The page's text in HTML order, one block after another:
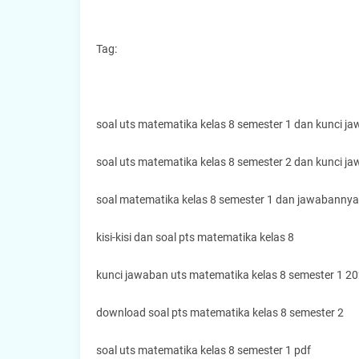
Tag:
soal uts matematika kelas 8 semester 1 dan kunci
soal uts matematika kelas 8 semester 2 dan kunci
soal matematika kelas 8 semester 1 dan jawabannya
kisi-kisi dan soal pts matematika kelas 8
kunci jawaban uts matematika kelas 8 semester 1
download soal pts matematika kelas 8 semester 2
soal uts matematika kelas 8 semester 1 pdf